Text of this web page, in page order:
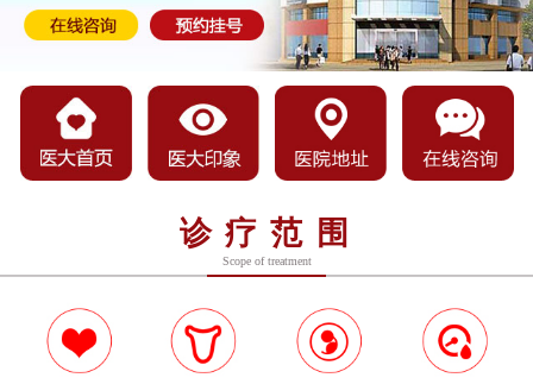
诊疗范围
Scope of treatment